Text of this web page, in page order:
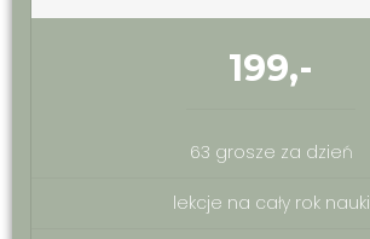
199,-
63 grosze za dzień
lekcje na cały rok nauki